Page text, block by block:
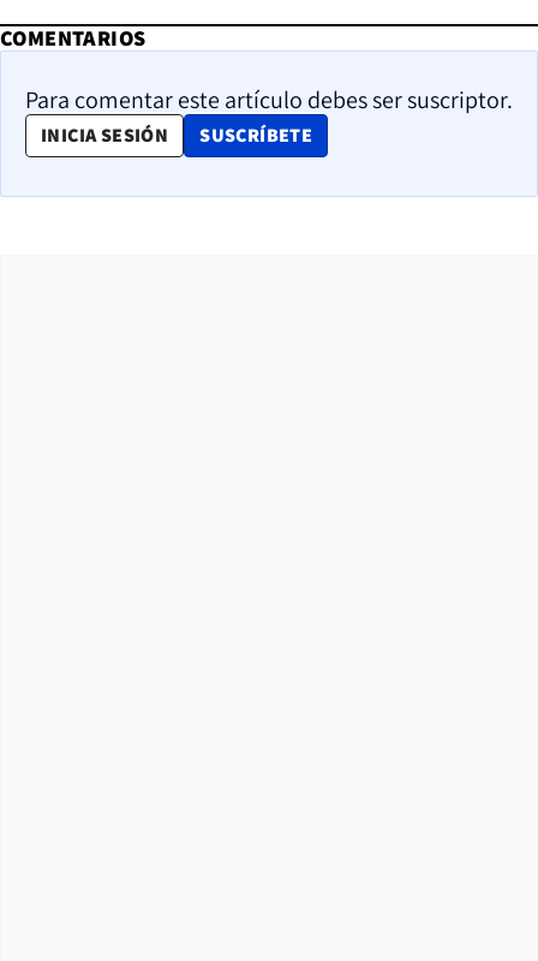
COMENTARIOS
Para comentar este artículo debes ser suscriptor.
INICIA SESIÓN SUSCRÍBETE
OPENS IN NEW WINDOW